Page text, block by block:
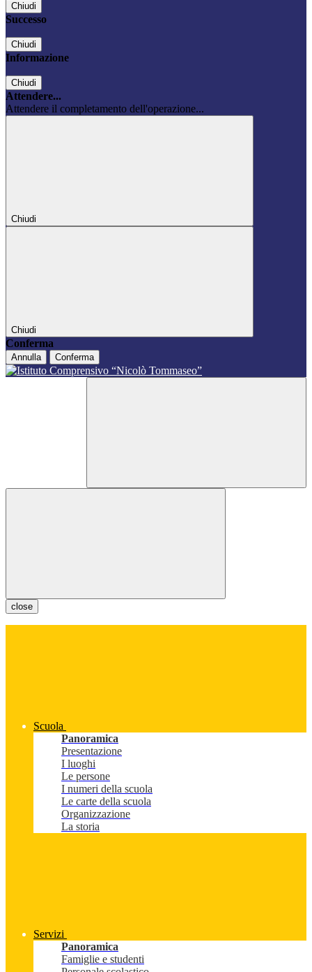
Chiudi
Successo
Chiudi
Informazione
Chiudi
Attendere...
Attendere il completamento dell'operazione...
Chiudi
Chiudi
Conferma
Annulla Conferma
close
Scuola
Panoramica
Presentazione
I luoghi
Le persone
I numeri della scuola
Le carte della scuola
Organizzazione
La storia
Servizi
Panoramica
Famiglie e studenti